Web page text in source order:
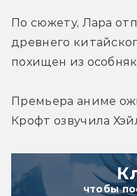
По сюжету, Лара
древнего
похищен из
Премьера аниме
Крофт озвучила
чтобы